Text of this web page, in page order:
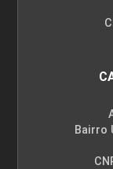
Bairro